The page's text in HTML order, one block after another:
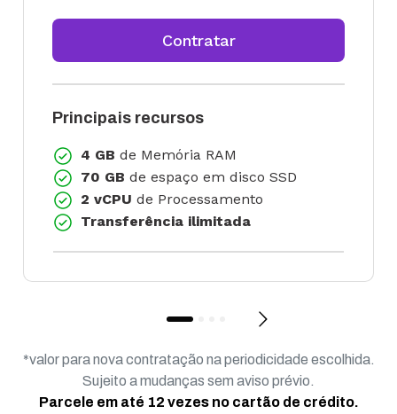
Contratar
Principais recursos
4 GB de Memória RAM
70 GB de espaço em disco SSD
2 vCPU de Processamento
Transferência ilimitada
*valor para nova contratação na periodicidade escolhida.
Sujeito a mudanças sem aviso prévio.
Parcele em até 12 vezes no cartão de crédito.